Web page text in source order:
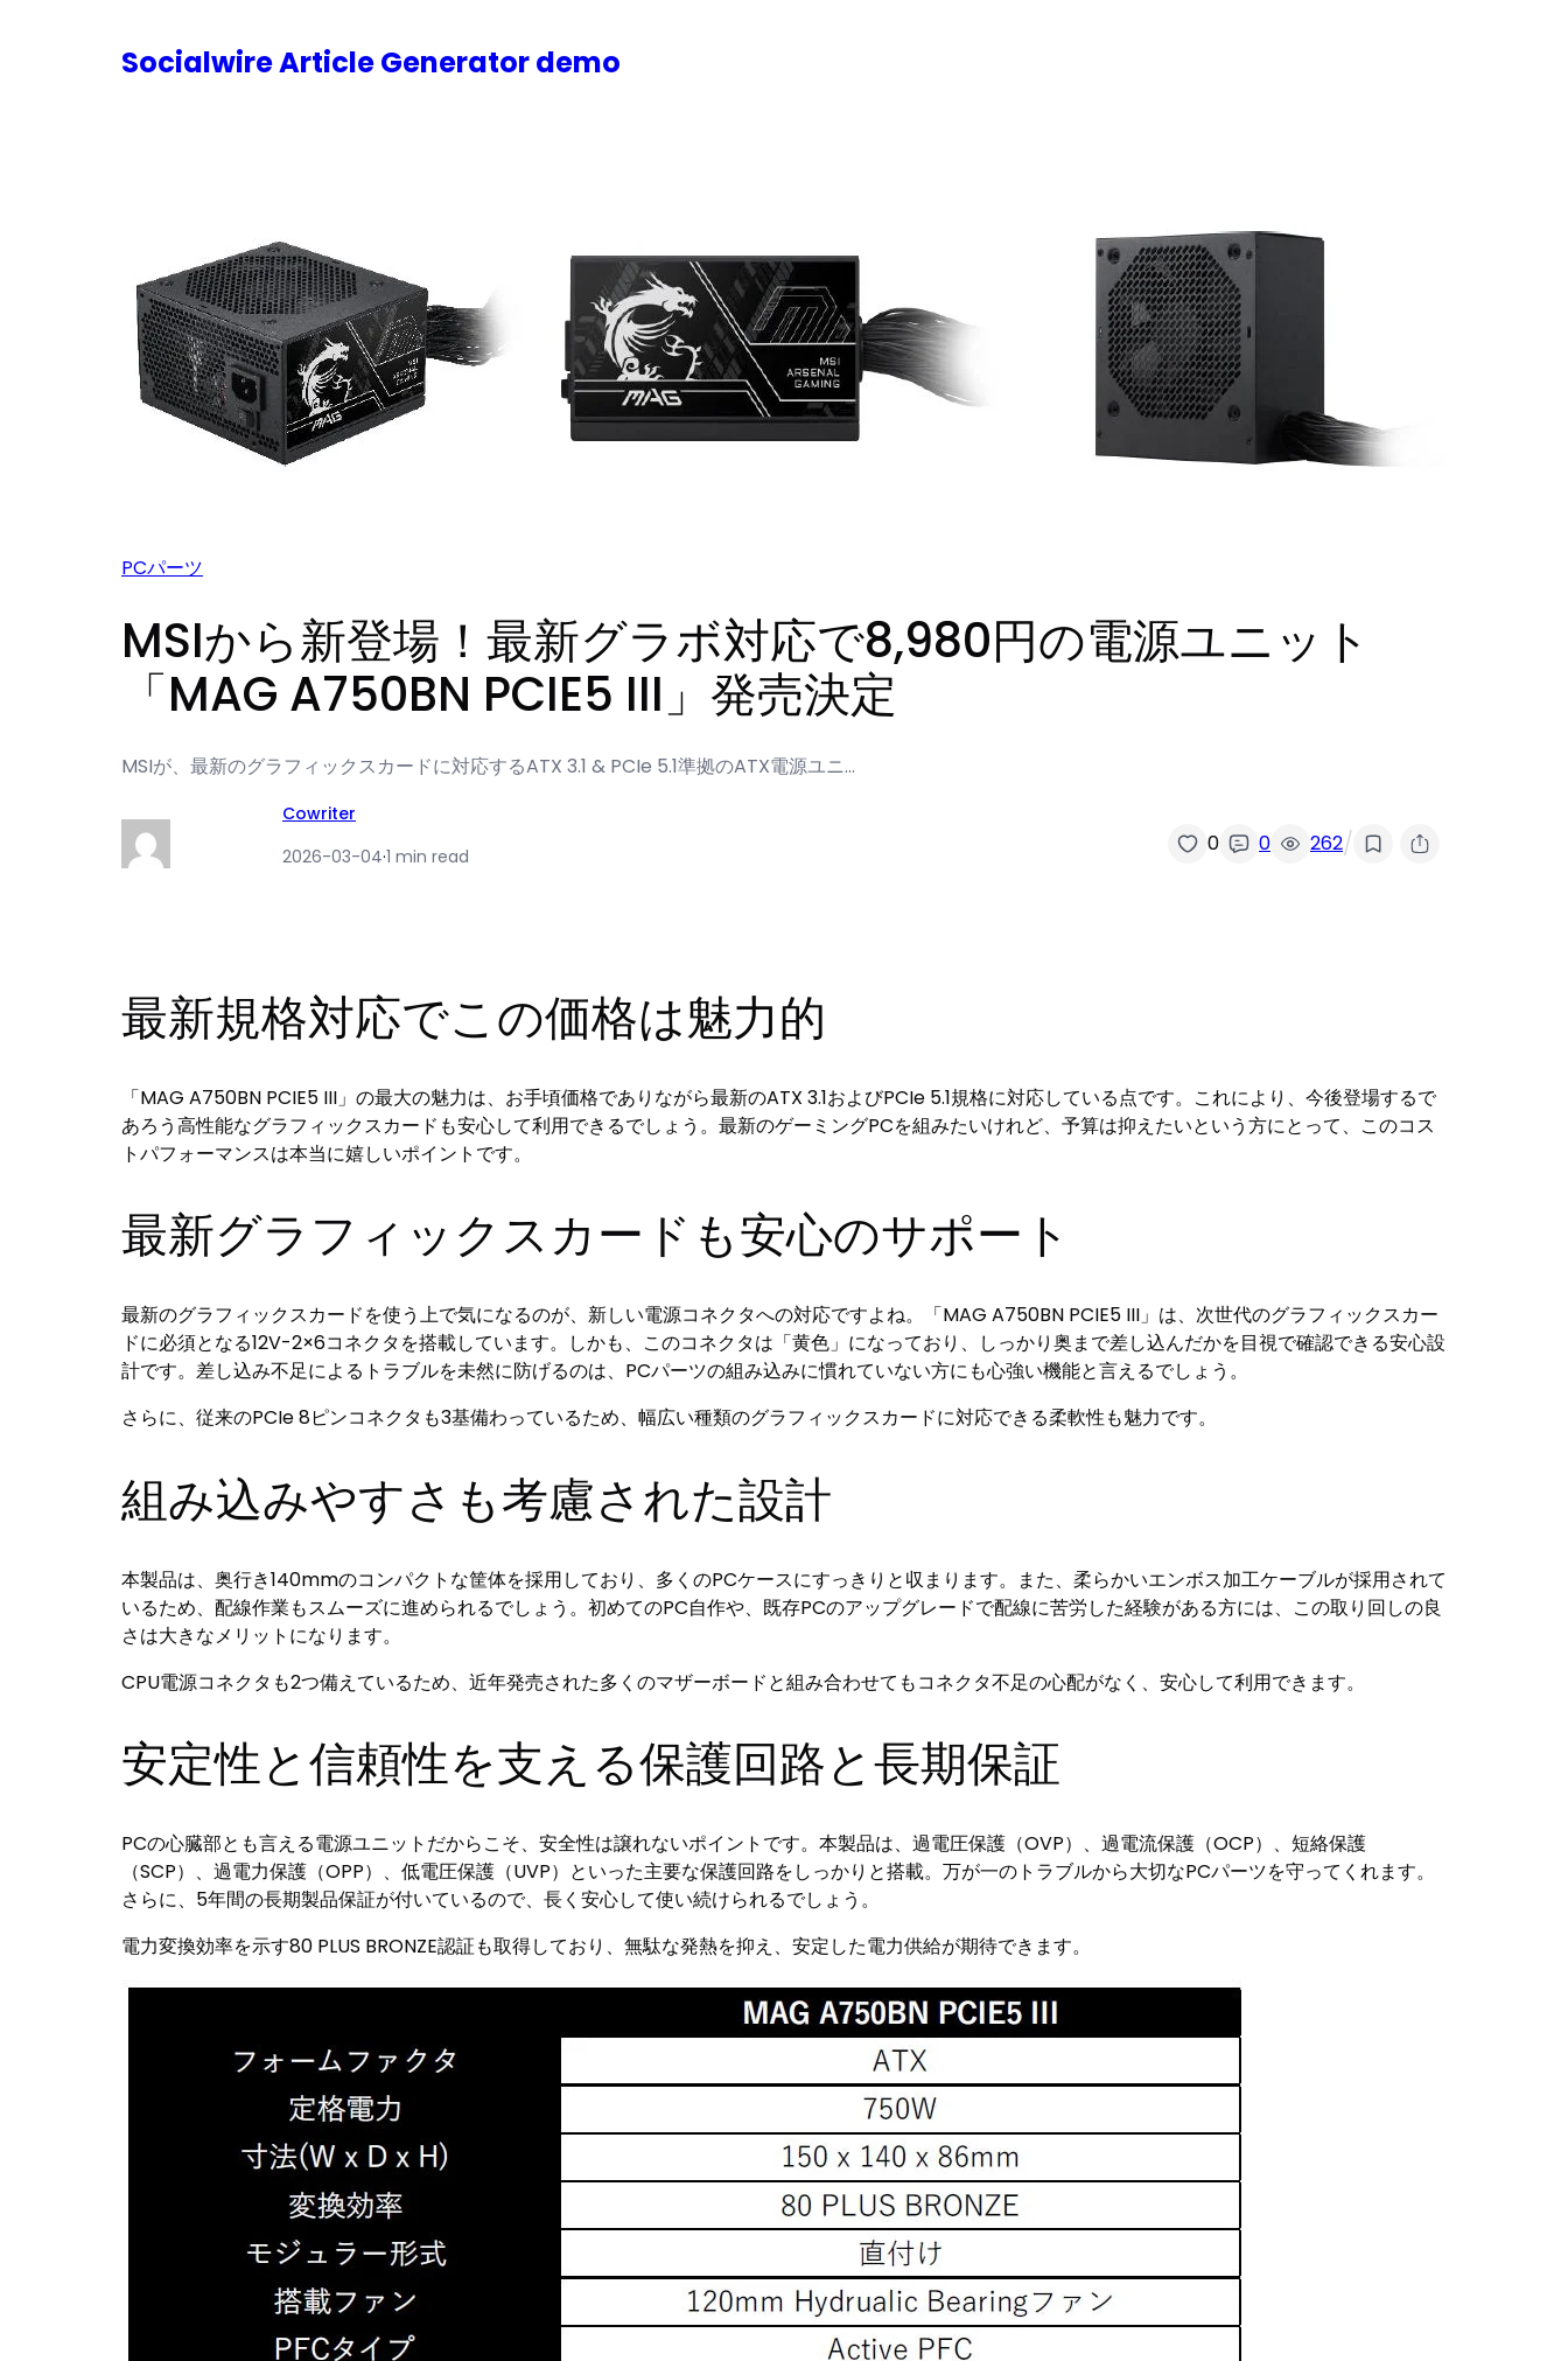
Socialwire Article Generator demo
PCパーツ
MSIから新登場！最新グラボ対応で8,980円の電源ユニット
「MAG A750BN PCIE5 III」発売決定
MSIが、最新のグラフィックスカードに対応するATX 3.1 & PCIe 5.1準拠のATX電源ユニ…
Cowriter
2026-03-04·1 min read 0 0 262/
最新規格対応でこの価格は魅力的
「MAG A750BN PCIE5 III」の最大の魅力は、お手頃価格でありながら最新のATX 3.1およびPCIe 5.1規格に対応している点です。これにより、今後登場するで
あろう高性能なグラフィックスカードも安心して利用できるでしょう。最新のゲーミングPCを組みたいけれど、予算は抑えたいという方にとって、このコス
トパフォーマンスは本当に嬉しいポイントです。
最新グラフィックスカードも安心のサポート
最新のグラフィックスカードを使う上で気になるのが、新しい電源コネクタへの対応ですよね。「MAG A750BN PCIE5 III」は、次世代のグラフィックスカー
ドに必須となる12V-2×6コネクタを搭載しています。しかも、このコネクタは「黄色」になっており、しっかり奥まで差し込んだかを目視で確認できる安心設
計です。差し込み不足によるトラブルを未然に防げるのは、PCパーツの組み込みに慣れていない方にも心強い機能と言えるでしょう。
さらに、従来のPCIe 8ピンコネクタも3基備わっているため、幅広い種類のグラフィックスカードに対応できる柔軟性も魅力です。
組み込みやすさも考慮された設計
本製品は、奥行き140mmのコンパクトな筐体を採用しており、多くのPCケースにすっきりと収まります。また、柔らかいエンボス加工ケーブルが採用されて
いるため、配線作業もスムーズに進められるでしょう。初めてのPC自作や、既存PCのアップグレードで配線に苦労した経験がある方には、この取り回しの良
さは大きなメリットになります。
CPU電源コネクタも2つ備えているため、近年発売された多くのマザーボードと組み合わせてもコネクタ不足の心配がなく、安心して利用できます。
安定性と信頼性を支える保護回路と長期保証
PCの心臓部とも言える電源ユニットだからこそ、安全性は譲れないポイントです。本製品は、過電圧保護（OVP）、過電流保護（OCP）、短絡保護
（SCP）、過電力保護（OPP）、低電圧保護（UVP）といった主要な保護回路をしっかりと搭載。万が一のトラブルから大切なPCパーツを守ってくれます。
さらに、5年間の長期製品保証が付いているので、長く安心して使い続けられるでしょう。
電力変換効率を示す80 PLUS BRONZE認証も取得しており、無駄な発熱を抑え、安定した電力供給が期待できます。